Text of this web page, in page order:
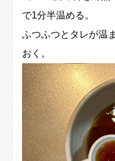
で1分半温める。
ふつふつとタレが温
おく。